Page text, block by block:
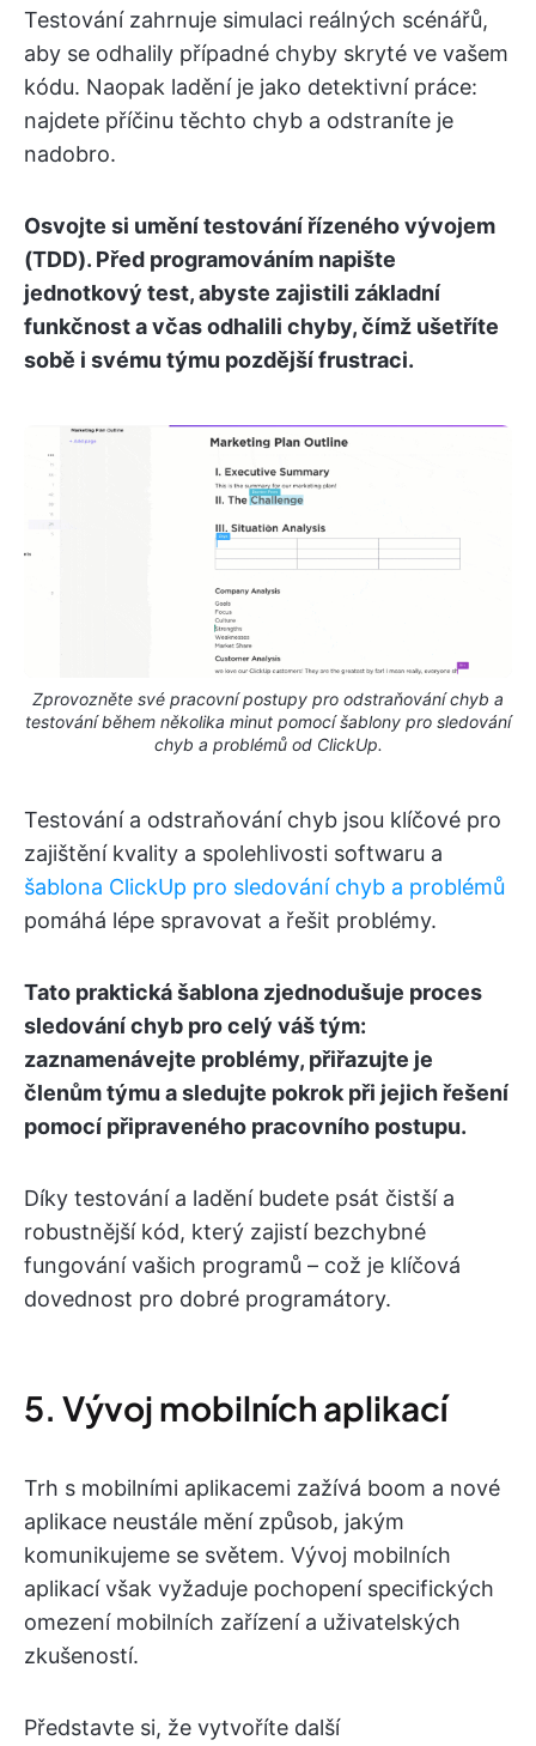
Testování zahrnuje simulaci reálných scénářů,
aby se odhalily případné chyby skryté ve vašem
kódu. Naopak ladění je jako detektivní práce:
najdete příčinu těchto chyb a odstraníte je
nadobro.
Osvojte si umění testování řízeného vývojem
(TDD). Před programováním napište
jednotkový test, abyste zajistili základní
funkčnost a včas odhalili chyby, čímž ušetříte
sobě i svému týmu pozdější frustraci.
Zprovozněte své pracovní postupy pro odstraňování chyb a
testování během několika minut pomocí šablony pro sledování
chyb a problémů od ClickUp.
Testování a odstraňování chyb jsou klíčové pro
zajištění kvality a spolehlivosti softwaru a
šablona ClickUp pro sledování chyb a problémů
pomáhá lépe spravovat a řešit problémy.
Tato praktická šablona zjednodušuje proces
sledování chyb pro celý váš tým:
zaznamenávejte problémy, přiřazujte je
členům týmu a sledujte pokrok při jejich řešení
pomocí připraveného pracovního postupu.
Díky testování a ladění budete psát čistší a
robustnější kód, který zajistí bezchybné
fungování vašich programů – což je klíčová
dovednost pro dobré programátory.
5. Vývoj mobilních aplikací
Trh s mobilními aplikacemi zažívá boom a nové
aplikace neustále mění způsob, jakým
komunikujeme se světem. Vývoj mobilních
aplikací však vyžaduje pochopení specifických
omezení mobilních zařízení a uživatelských
zkušeností.
Představte si, že vytvoříte další